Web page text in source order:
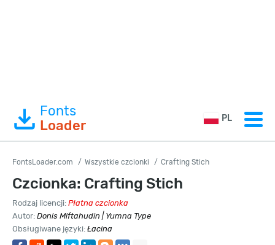
Fonts
Loader
PL
FontsLoader.com Wszystkie czcionki Crafting Stich
Czcionka: Crafting Stich
Rodzaj licencji: Płatna czcionka
Autor: Donis Miftahudin | Yumna Type
Obsługiwane języki: Łacina